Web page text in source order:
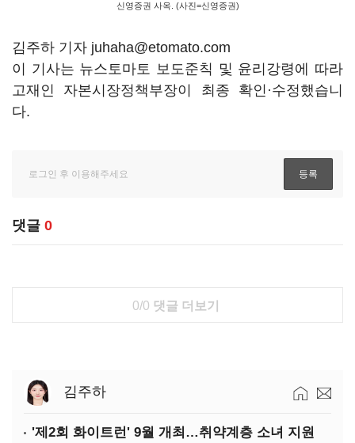
신영증권 사옥. (사진=신영증권)
김주하 기자 juhaha@etomato.com
이 기사는 뉴스토마토 보도준칙 및 윤리강령에 따라
고재인 자본시장정책부장이 최종 확인·수정했습니
다.
댓글 0
0/0 댓글 더보기
김주하
'제2회 화이트런' 9월 개최…취약계층 소녀 지원